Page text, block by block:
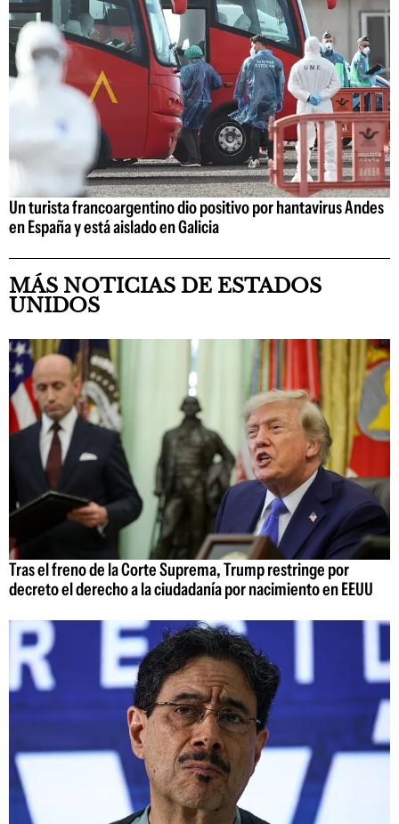
Un turista francoargentino dio positivo por hantavirus Andes
en España y está aislado en Galicia
MÁS NOTICIAS DE ESTADOS
UNIDOS
Tras el freno de la Corte Suprema, Trump restringe por
decreto el derecho a la ciudadanía por nacimiento en EEUU